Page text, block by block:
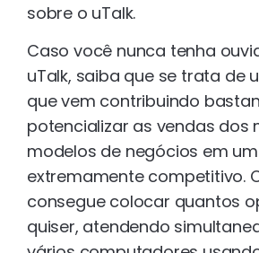
sobre o uTalk.
Caso você nunca tenha
uTalk, saiba que se trata de
que vem contribuindo
potencializar as vendas dos
modelos de negócios em
extremamente competitivo.
consegue colocar quantos
quiser, atendendo